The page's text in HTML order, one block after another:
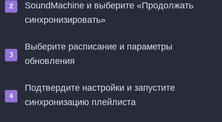
SoundMachine и выберите «Продолжать
синхронизировать»
Выберите расписание и параметры
обновления
Подтвердите настройки и запустите
синхронизацию плейлиста